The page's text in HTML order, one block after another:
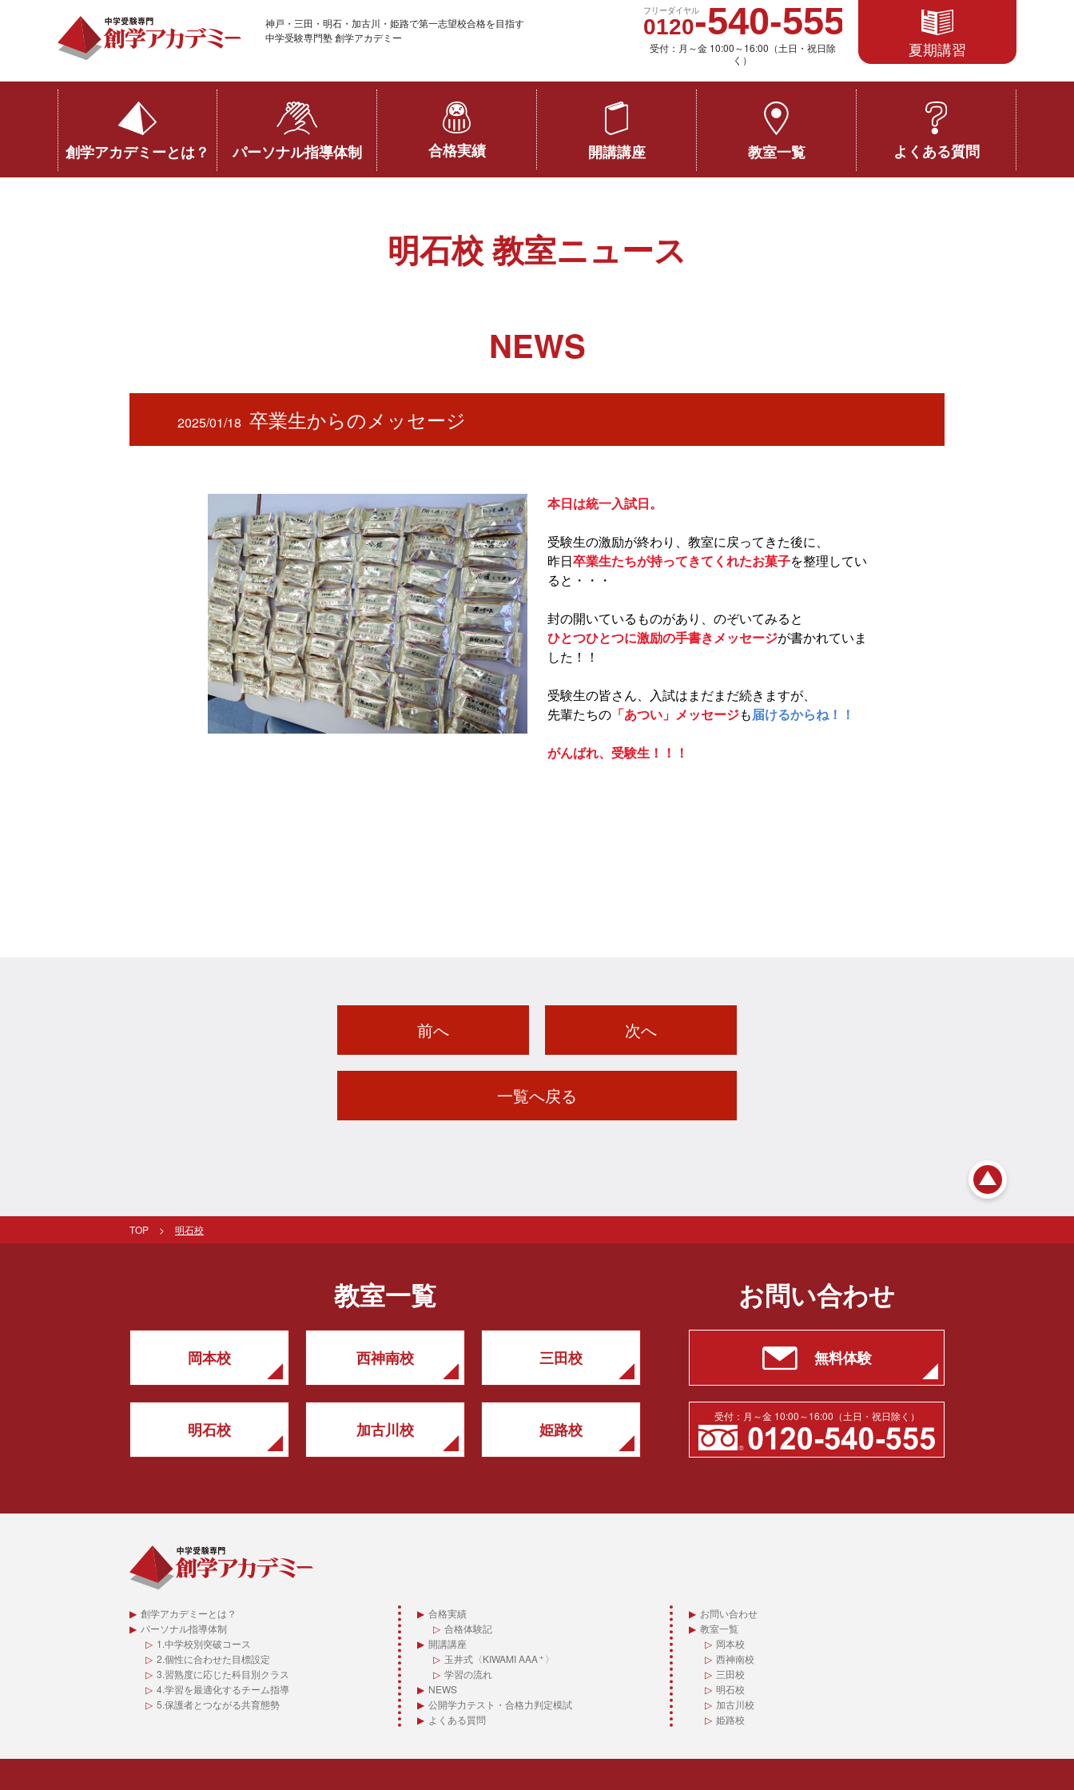
神戸・三田・明石・加古川・姫路で第一志望校合格を目指す
中学受験専門塾 創学アカデミー
受付：月～金 10:00～16:00（土日・祝日除
く）
夏期講習
創学アカデミーとは？ パーソナル指導体制 合格実績 開講講座 教室一覧 よくある質問
明石校 教室ニュース
NEWS
2025/01/18 卒業生からのメッセージ
本日は統一入試日。
受験生の激励が終わり、教室に戻ってきた後に、
昨日卒業生たちが持ってきてくれたお菓子を整理してい
ると・・・
封の開いているものがあり、のぞいてみると
ひとつひとつに激励の手書きメッセージが書かれていま
した！！
受験生の皆さん、入試はまだまだ続きますが、
先輩たちの「あつい」 メッセージも届けるからね！！
がんばれ、受験生！！！
前へ 次へ
一覧へ戻る
TOP 明石校
教室一覧
岡本校 西神南校 三田校
明石校 加古川校 姫路校
お問い合わせ
無料体験
受付：月～金 10:00～16:00（土日・祝日除く）
創学アカデミーとは？
パーソナル指導体制
1.中学校別突破コース
2.個性に合わせた目標設定
3.習熟度に応じた科目別クラス
4.学習を最適化するチーム指導
5.保護者とつながる共育態勢
合格実績
合格体験記
開講講座
玉井式〈KIWAMI AAA＋ 〉
学習の流れ
NEWS
公開学力テスト・合格力判定模試
よくある質問
お問い合わせ
教室一覧
岡本校
西神南校
三田校
明石校
加古川校
姫路校